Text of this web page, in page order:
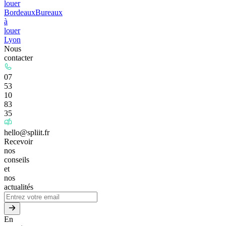
louer
BordeauxBureaux
à
louer
Lyon
Nous
contacter
07
53
10
83
35
hello@spliit.fr
Recevoir
nos
conseils
et
nos
actualités
En